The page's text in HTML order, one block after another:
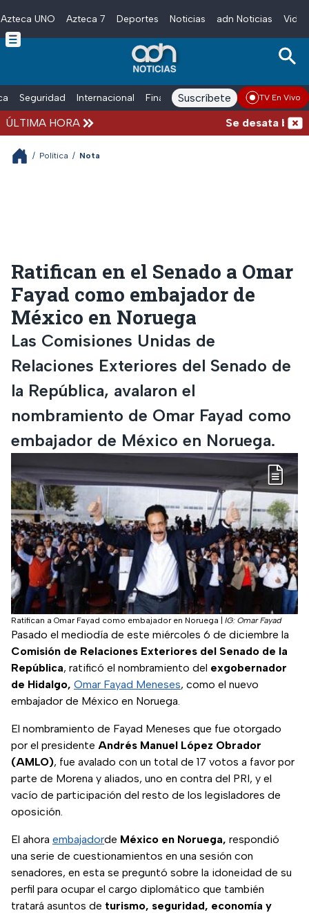
Skip to main content
Azteca UNO Azteca 7 Deportes Noticias adn Noticias
Seguridad Internacional Finanzas adn Noticias Radio
Suscríbete TV En Vivo
ÚLTIMA HORA Se desata
/ Política / Nota
Ratifican en el Senado a Omar
Fayad como embajador de
México en Noruega
Las Comisiones Unidas de
Relaciones Exteriores del Senado de
la República, avalaron el
nombramiento de Omar Fayad como
embajador de México en Noruega.
Ratifican a Omar Fayad como embajador en Noruega IG: Omar Fayad
Pasado el mediodía de este miércoles 6 de diciembre la
Comisión de Relaciones Exteriores del Senado de la
República, ratificó el nombramiento del exgobernador
de Hidalgo, Omar Fayad Meneses, como el nuevo
embajador de México en Noruega.
El nombramiento de Fayad Meneses que fue otorgado
por el presidente Andrés Manuel López Obrador
(AMLO), fue avalado con un total de 17 votos a favor por
parte de Morena y aliados, uno en contra del PRI, y el
vacío de participación del resto de los legisladores de
oposición.
El ahora embajadorde México en Noruega, respondió
una serie de cuestionamientos en una sesión con
senadores, en esta se preguntó sobre la idoneidad de su
perfil para ocupar el cargo diplomático que también
tratará asuntos de turismo, seguridad, economía y